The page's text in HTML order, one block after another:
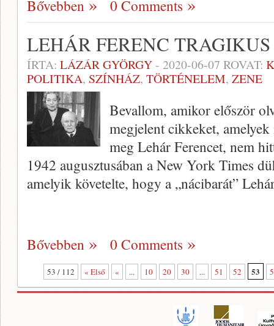
Bővebben 0 Comments
LEHÁR FERENC
ÍRTA: LÁZÁR GYÖRGY- 2020-06-07 ROVAT:
POLITIKA, SZÍNHÁZ, TÖRTÉNELEM, ZENE
Bevallom, amikor először
megjelent cikkeket,
meg Lehár Ferencet, nem
1942 augusztusában a New York Times
amelyik követelte, hogy a „nácibarát”
Bővebben 0 Comments
53 / 112 « Első « ... 10 20 30 ... 51 52 53